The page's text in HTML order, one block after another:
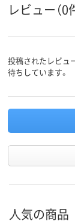
対象 男女
レビュー（0
投稿されたレビュ
待ちしています。
人気の商品